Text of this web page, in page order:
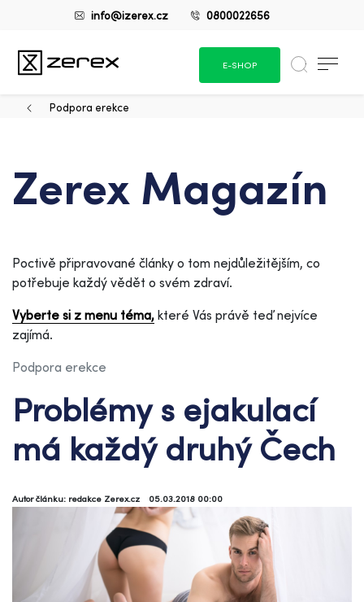
info@izerex.cz 0800022656
E-SHOP
Podpora erekce
Zerex Magazín
Poctivě připravované články o tom nejdůležitějším, co
potřebuje každý vědět o svém zdraví.
Vyberte si z menu téma, které Vás právě teď nejvíce
zajímá.
Podpora erekce
Problémy s ejakulací
má každý druhý Čech
Autor článku: redakce Zerex.cz 05.03.2018 00:00